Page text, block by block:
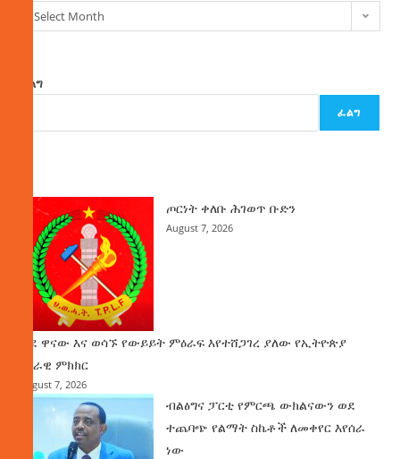
Select Month
ፈልግ
ፈልግ
ጦርነት ቀለቡ ሕገወጥ ቡድን
August 7, 2026
ወደ ዋናው እና ወሳኙ የውይይት ምዕራፍ እየተሸጋገረ ያለው የኢትዮጵያ
ሀገራዊ ምክክር
August 7, 2026
ብልፅግና ፓርቲ የምርጫ ውክልናውን ወደ
ተጨባጭ የልማት ስኬቶች ለመቀየር እየሰራ
ነው